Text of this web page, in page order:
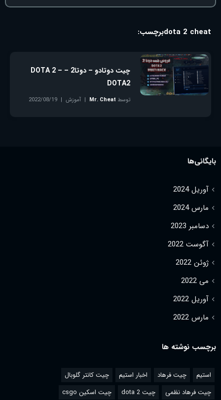
برچسب:dota 2 cheat
چیت دوتادو – دوتا2 – DOTA 2 –
DOTA2
توسط Mr. Cheat آموزش
2022/08/19
بایگانی‌ها
آوریل 2024
مارس 2024
دسامبر 2023
آگوست 2022
ژوئن 2022
می 2022
آوریل 2022
مارس 2022
برچسب نوشته ها
استیم چیت فرهاد اخبار استیم
چیت کانتر گلوبال
چیت فرهاد نظمی
چیت dota 2 چیت اسکین csgo